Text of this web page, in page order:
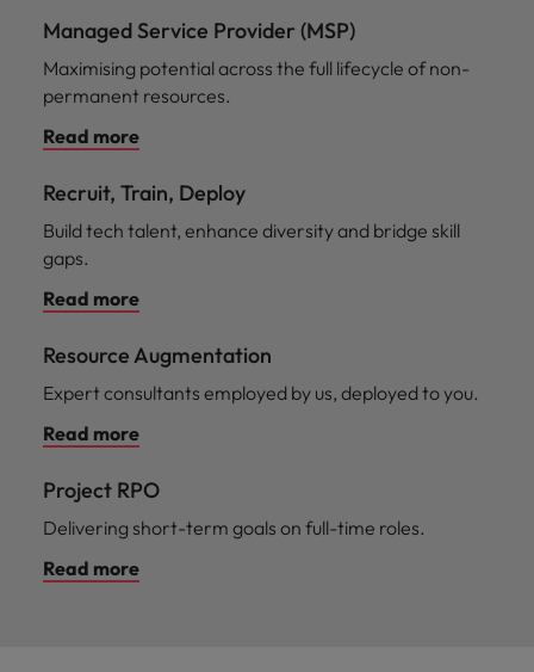
Managed Service Provider (MSP)
Maximising potential across the full lifecycle of non-
permanent resources.
Read more
Recruit, Train, Deploy
Build tech talent, enhance diversity and bridge skill
gaps.
Read more
Resource Augmentation
Expert consultants employed by us, deployed to you.
Read more
Project RPO
Delivering short-term goals on full-time roles.
Read more